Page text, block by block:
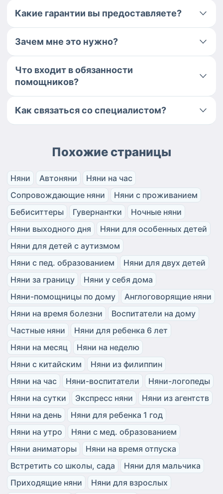
Какие гарантии вы предоставляете?
Зачем мне это нужно?
Что входит в обязанности
помощников?
Как связаться со специалистом?
Похожие страницы
Няни Автоняни
Няни на час
Сопровождающие няни
Няни с проживанием
Бебиситтеры
Гувернантки
Ночные няни
Няни выходного дня
Няни для особенных детей
Няни для детей с аутизмом
Няни с пед. образованием
Няни для двух детей
Няни за границу
Няни у себя дома
Няни-помощницы по дому
Англоговорящие няни
Няни на время болезни
Воспитатели на дому
Частные няни
Няни для ребенка 6 лет
Няни на месяц
Няни на неделю
Няни с китайским
Няни из филиппин
Няни на час
Няни-воспитатели
Няни-логопеды
Няни на сутки
Экспресс няни
Няни из агентств
Няни на день
Няни для ребенка 1 год
Няни на утро
Няни с мед. образованием
Няни аниматоры
Няни на время отпуска
Встретить со школы, сада
Няни для мальчика
Приходящие няни
Няни для взрослых